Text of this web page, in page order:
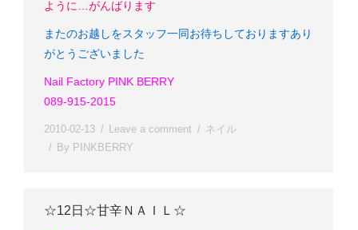
ように…がんばります
またのお越しをスタッフ一同お待ちしておりますあり
がとうございました
Nail Factory PINK BERRY
089-915-2015
2010-02-13 Leave a comment
ネイル
By PINKBERRY
☆12日☆甘辛ＮＡＩＬ☆